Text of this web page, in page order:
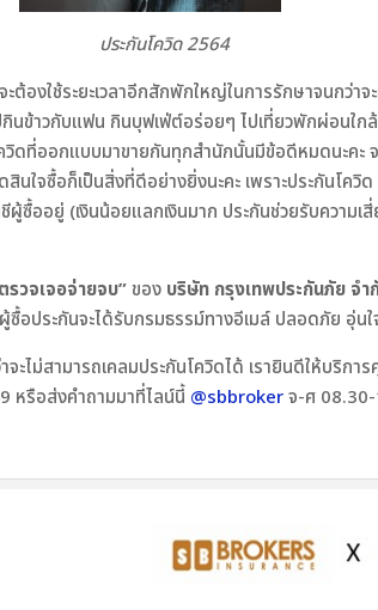
ประกันโควิด 2564
ต้องใช้ระยะเวลาอีกสักพักใหญ่ในการรักษาจนกว่า
กินข้าวกับแฟน กินบุฟเฟ่ต์อร่อยๆ ไปเที่ยวพักผ่อนใก
วิดที่ออกแบบมาขายกันทุกสำนักนั้นมีข้อดีหมดนะคะ
นใจซื้อก็เป็นสิ่งที่ดีอย่างยิ่งนะคะ เพราะประกันโ
ซื้ออยู่ (เงินน้อยแลกเงินมาก ประกันช่วยรับความ
รวจเจอจ่ายจบ”ของ บริษัท กรุงเทพประกันภัย จำ
ประกันจะได้รับกรมธรรม์ทางอีเมล์ ปลอดภัย อุ่น
ะไม่สามารถเคลมประกันโควิดได้ เรายินดีให้บ
หรือส่งคำถามมาที่ไลน์นี้ @sbbrokerจ-ศ